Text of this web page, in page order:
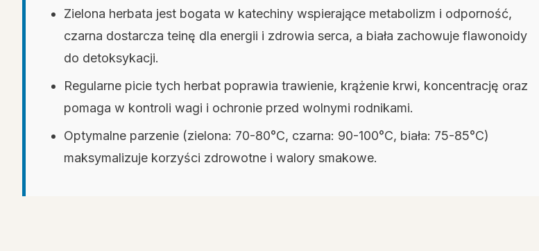
Zielona herbata jest bogata w katechiny wspierające metabolizm i odporność,
czarna dostarcza teinę dla energii i zdrowia serca, a biała zachowuje flawonoidy
do detoksykacji.
Regularne picie tych herbat poprawia trawienie, krążenie krwi, koncentrację oraz
pomaga w kontroli wagi i ochronie przed wolnymi rodnikami.
Optymalne parzenie (zielona: 70-80°C, czarna: 90-100°C, biała: 75-85°C)
maksymalizuje korzyści zdrowotne i walory smakowe.